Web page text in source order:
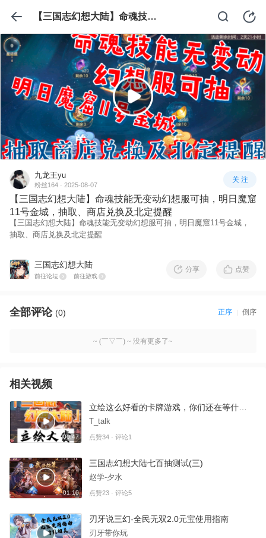
【三国志幻想大陆】命魂技能无变动幻想服可抽，明日魔窟11号金城，抽取、商店兑换及北定提醒
九龙王yu
粉丝164 · 2025-08-07
关 注
【三国志幻想大陆】命魂技能无变动幻想服可抽，明日魔窟
11号金城，抽取、商店兑换及北定提醒
【三国志幻想大陆】命魂技能无变动幻想服可抽，明日魔窟11号金城，
抽取、商店兑换及北定提醒
三国志幻想大陆
前往论坛 前往游戏
分享 点赞
全部评论 (0) 正序 倒序
~ (￣▽￣) ~ 没有更多了~
相关视频
00:47
T_talk
点赞34 · 评论1
01:10
三国志幻想大陆七百抽测试(三)
赵学-夕水
点赞23 · 评论5
刃牙说三幻-全民无双2.0元宝使用指南
刃牙带你玩